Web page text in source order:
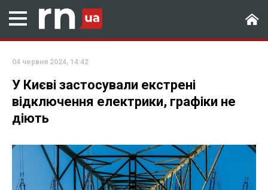
04 червня 2024, 14:42
У Києві застосували екстрені
відключення електрики, графіки не
діють